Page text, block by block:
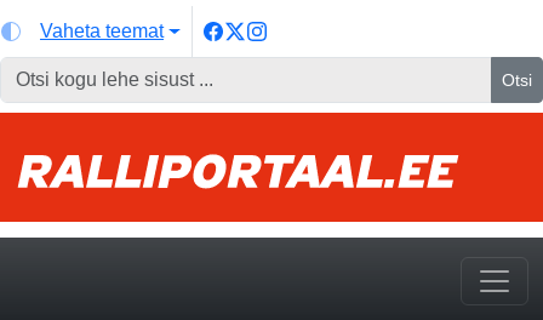
Vaheta teemat
Otsi